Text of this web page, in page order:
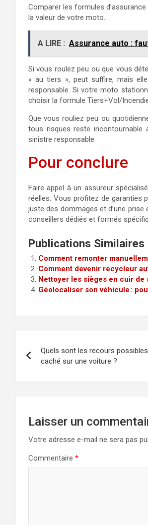
Comparer les formules
la valeur de votre moto.
A LIRE : Assurance auto :
Si vous roulez peu ou que vous
« au tiers », peut suffire, mais
responsable. Si votre moto
choisir la formule Tiers+Vol/
Que vous rouliez peu ou
tous risques reste incontournable
sinistre responsable.
Pour conclure
Faire appel à un assureur
réelles. Vous profitez de garanties
juste des dommages et d’une prise
conseillers dédiés et formés
Publications Similaires
Comment remonter
Comment devenir recycleur
Nettoyer les sièges en cuir de
Géolocaliser son véhicule :
de
l’article
Quels sont les recours
caché sur une voiture ?
Laisser un
Votre adresse e-mail ne sera pas
Commentaire *